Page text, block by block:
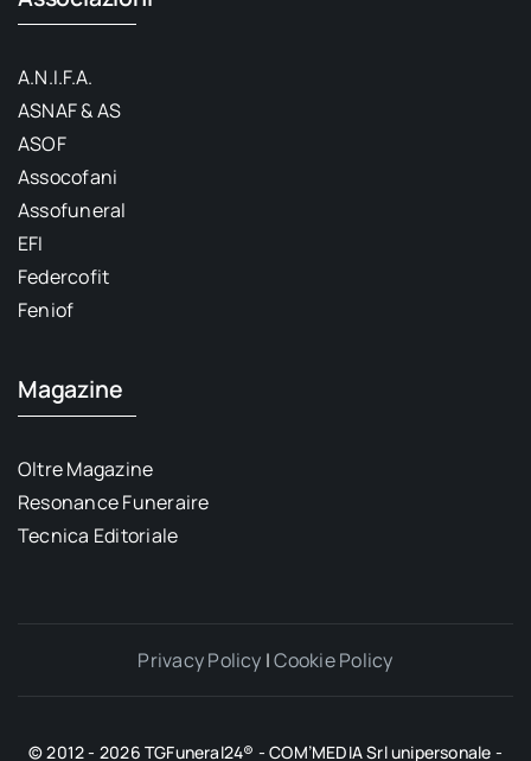
A.N.I.F.A.
ASNAF & AS
ASOF
Assocofani
Assofuneral
EFI
Federcofit
Feniof
Magazine
Oltre Magazine
Resonance Funeraire
Tecnica Editoriale
Privacy Policy |Cookie Policy
© 2012 - 2026 TGFuneral24® - COM’MEDIA Srl unipersonale -